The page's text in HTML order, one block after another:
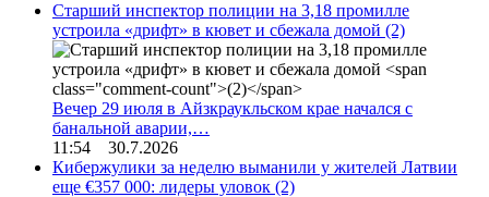
Старший инспектор полиции на 3,18 промилле
устроила «дрифт» в кювет и сбежала домой (2)
Вечер 29 июля в Айзкраукльском крае начался с
банальной аварии,…
11:54 30.7.2026
Кибержулики за неделю выманили у жителей Латвии
еще €357 000: лидеры уловок (2)